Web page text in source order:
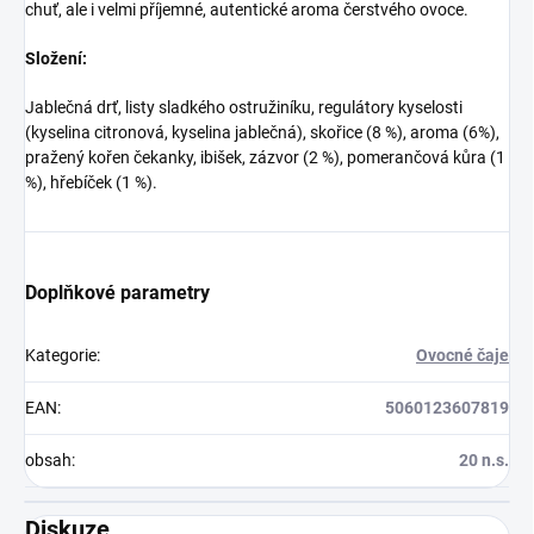
chuť, ale i velmi příjemné, autentické aroma čerstvého ovoce.
Složení:
Jablečná drť, listy sladkého ostružiníku, regulátory kyselosti
(kyselina citronová, kyselina jablečná), skořice (8 %), aroma (6%),
pražený kořen čekanky, ibišek, zázvor (2 %), pomerančová kůra (1
%), hřebíček (1 %).
Doplňkové parametry
Kategorie: Ovocné čaje
EAN: 5060123607819
obsah: 20 n.s.